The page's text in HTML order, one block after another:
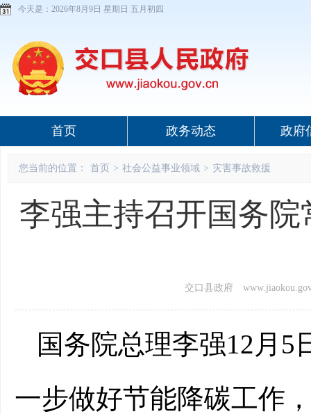
今天是： 2026年8月9日 星期日 五月初四
首页 政务动态 政府
您当前的位置： 首页 > 社会公益事业领域 > 灾害事故救援
李强主持召开国务
交口县政府
国务院总理李强12月
一步做好节能降碳工作